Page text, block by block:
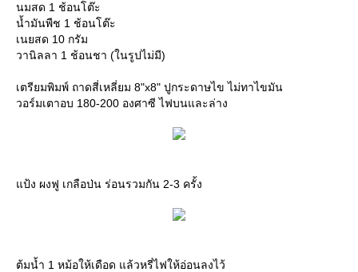
นมสด 1 ช้อนโต๊ะ
น้ำมันพืช 1 ช้อนโต๊ะ
เนยสด 10 กรัม
วานิลลา 1 ช้อนชา (ในรูปไม่มี)
เตรียมพิมพ์ ถาดสี่เหลี่ยม 8"x8" ปูกระดาษไข ไม่ทาไขมัน
วอร์มเตาอบ 180-200 องศาซี ไฟบนและล่าง
แป้ง ผงฟู เกลือป่น ร่อนรวมกัน 2-3 ครั้ง
ต้มน้ำ 1 หม้อให้เดือด แล้วหรี่ไฟให้อ่อนลงไว้